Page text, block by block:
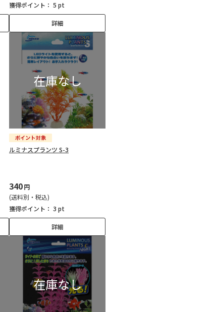
獲得ポイント： 5 pt
詳細
ルミナスプランツ S-3
340円
(送料別・税込)
獲得ポイント： 3 pt
詳細